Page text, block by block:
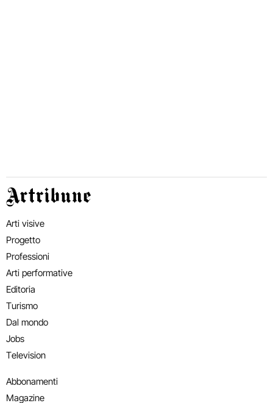
Artribune
Arti visive
Progetto
Professioni
Arti performative
Editoria
Turismo
Dal mondo
Jobs
Television
Abbonamenti
Magazine